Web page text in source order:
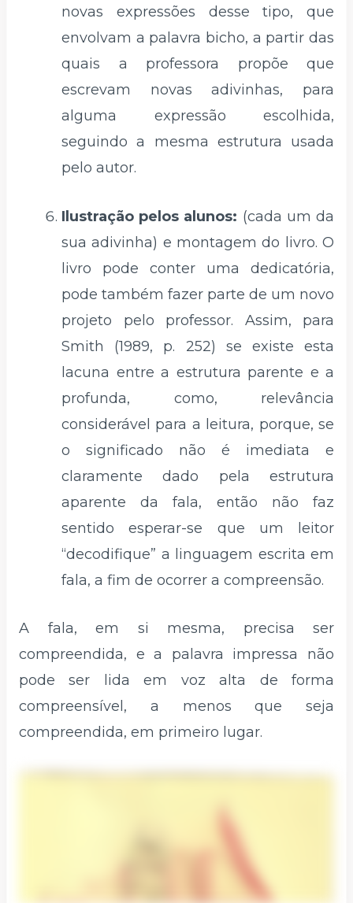
novas expressões desse tipo, que
envolvam a palavra bicho, a partir das
quais a professora propõe que
escrevam novas adivinhas, para
alguma expressão escolhida,
seguindo a mesma estrutura usada
pelo autor.
Ilustração pelos alunos: (cada um da
sua adivinha) e montagem do livro. O
livro pode conter uma dedicatória,
pode também fazer parte de um novo
projeto pelo professor. Assim, para
Smith (1989, p. 252) se existe esta
lacuna entre a estrutura parente e a
profunda, como, relevância
considerável para a leitura, porque, se
o significado não é imediata e
claramente dado pela estrutura
aparente da fala, então não faz
sentido esperar-se que um leitor
“decodifique” a linguagem escrita em
fala, a fim de ocorrer a compreensão.
A fala, em si mesma, precisa ser
compreendida, e a palavra impressa não
pode ser lida em voz alta de forma
compreensível, a menos que seja
compreendida, em primeiro lugar.